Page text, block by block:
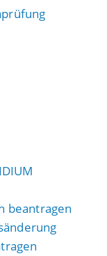
beantragen